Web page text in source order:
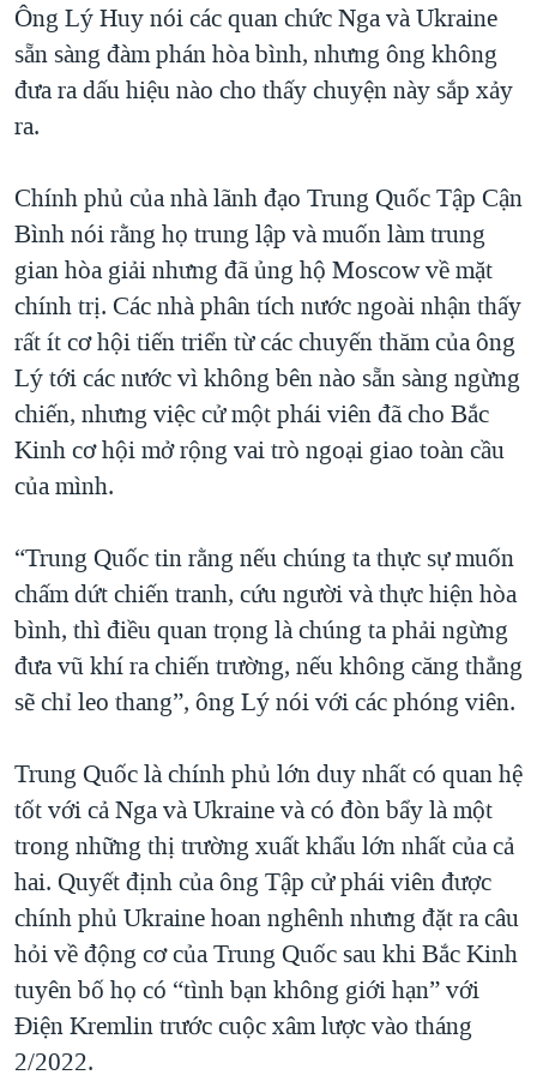
Ông Lý Huy nói các quan chức Nga và Ukraine
sẵn sàng đàm phán hòa bình, nhưng ông không
đưa ra dấu hiệu nào cho thấy chuyện này sắp xảy
ra.
Chính phủ của nhà lãnh đạo Trung Quốc Tập Cận
Bình nói rằng họ trung lập và muốn làm trung
gian hòa giải nhưng đã ủng hộ Moscow về mặt
chính trị. Các nhà phân tích nước ngoài nhận thấy
rất ít cơ hội tiến triển từ các chuyến thăm của ông
Lý tới các nước vì không bên nào sẵn sàng ngừng
chiến, nhưng việc cử một phái viên đã cho Bắc
Kinh cơ hội mở rộng vai trò ngoại giao toàn cầu
của mình.
“Trung Quốc tin rằng nếu chúng ta thực sự muốn
chấm dứt chiến tranh, cứu người và thực hiện hòa
bình, thì điều quan trọng là chúng ta phải ngừng
đưa vũ khí ra chiến trường, nếu không căng thẳng
sẽ chỉ leo thang”, ông Lý nói với các phóng viên.
Trung Quốc là chính phủ lớn duy nhất có quan hệ
tốt với cả Nga và Ukraine và có đòn bẩy là một
trong những thị trường xuất khẩu lớn nhất của cả
hai. Quyết định của ông Tập cử phái viên được
chính phủ Ukraine hoan nghênh nhưng đặt ra câu
hỏi về động cơ của Trung Quốc sau khi Bắc Kinh
tuyên bố họ có “tình bạn không giới hạn” với
Điện Kremlin trước cuộc xâm lược vào tháng
2/2022.